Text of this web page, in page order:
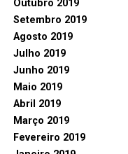
Outubro 2019
Setembro 2019
Agosto 2019
Julho 2019
Junho 2019
Maio 2019
Abril 2019
Março 2019
Fevereiro 2019